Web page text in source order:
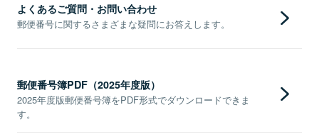
よくあるご質問・お問い合わせ
郵便番号に関するさまざまな疑問にお答えします。
郵便番号簿PDF（2025年度版）
2025年度版郵便番号簿をPDF形式でダウンロードできま
す。